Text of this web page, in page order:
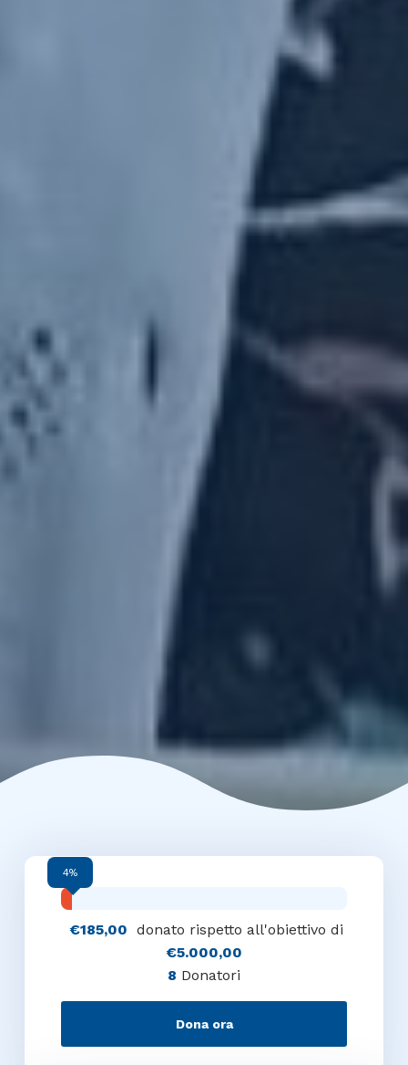
4%
€185,00 donato rispetto all'obiettivo di
€5.000,00
8 Donatori
Dona ora